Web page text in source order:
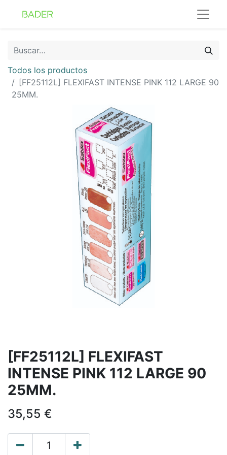
Todos los productos
[FF25112L] FLEXIFAST INTENSE PINK 112 LARGE 90
25MM.
[FF25112L] FLEXIFAST
INTENSE PINK 112 LARGE 90
25MM.
35,55 €